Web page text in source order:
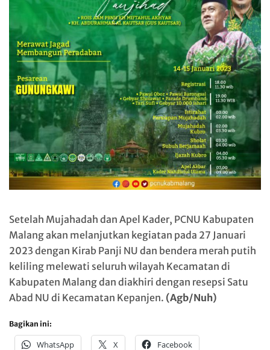
Setelah Mujahadah dan Apel Kader, PCNU Kabupaten
Malang akan melanjutkan kegiatan pada 27 Januari
2023 dengan Kirab Panji NU dan bendera merah putih
keliling melewati seluruh wilayah Kecamatan di
Kabupaten Malang dan diakhiri dengan resepsi Satu
Abad NU di Kecamatan Kepanjen. (Agb/Nuh)
Bagikan ini:
WhatsApp X Facebook